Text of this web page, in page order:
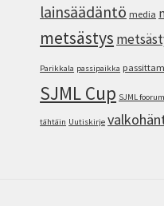
lainsäädäntö media
metsästys
Parikkala passipaikka
SJML Cup SJML
tähtäin Uutiskirje